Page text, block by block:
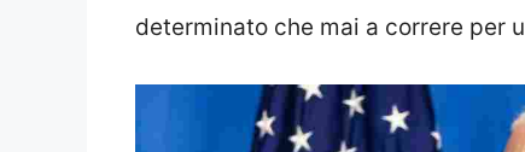
determinato che mai a correre per